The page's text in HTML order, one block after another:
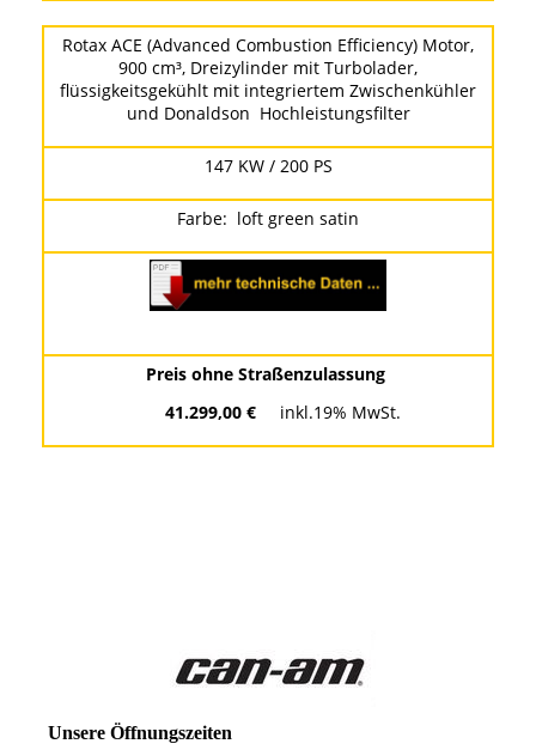
Rotax ACE (Advanced Combustion Efficiency) Motor,
900 cm³, Dreizylinder mit Turbolader,
flüssigkeitsgekühlt mit integriertem Zwischenkühler
und Donaldson Hochleistungsfilter
147 KW / 200 PS
Farbe: loft green satin
Preis ohne Straßenzulassung
41.299,00 € inkl.19% MwSt.
Unsere Öffnungszeiten